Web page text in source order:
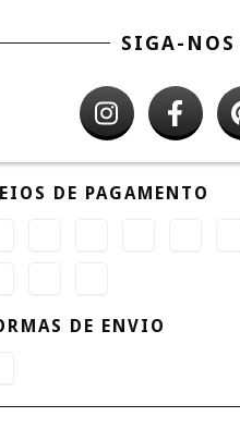
SIGA-NOS
DE PAGAMENTO
DE ENVIO